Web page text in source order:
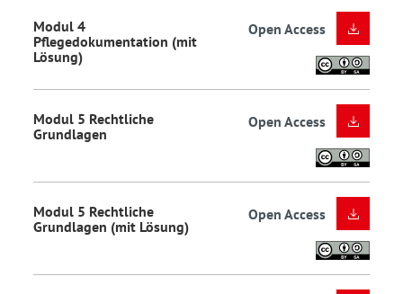
Modul 4
Pflegedokumentation (mit
Lösung)
Open Access
Modul 5 Rechtliche
Grundlagen
Open Access
Modul 5 Rechtliche
Grundlagen (mit Lösung)
Open Access